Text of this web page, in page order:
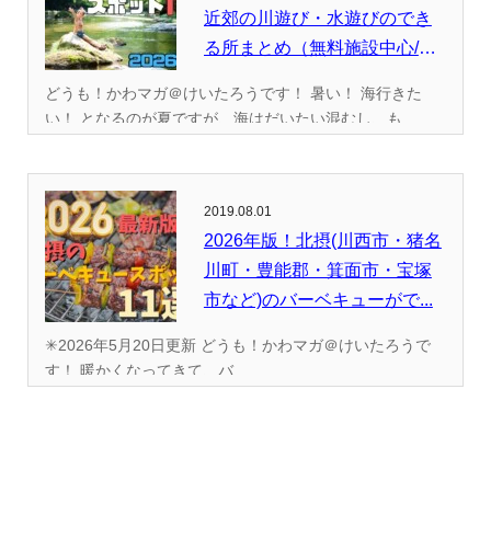
近郊の川遊び・水遊びのでき
る所まとめ（無料施設中心/
どうも！かわマガ＠けいたろうです！ 暑い！ 海行きた
い！ となるのが夏ですが、海はだいたい混むし、も...
2019.08.01
2026年版！北摂(川西市・猪名
川町・豊能郡・箕面市・宝塚
市など)のバーベキューがで...
✳︎2026年5月20日更新 どうも！かわマガ＠けいたろうで
す！ 暖かくなってきて、バ...